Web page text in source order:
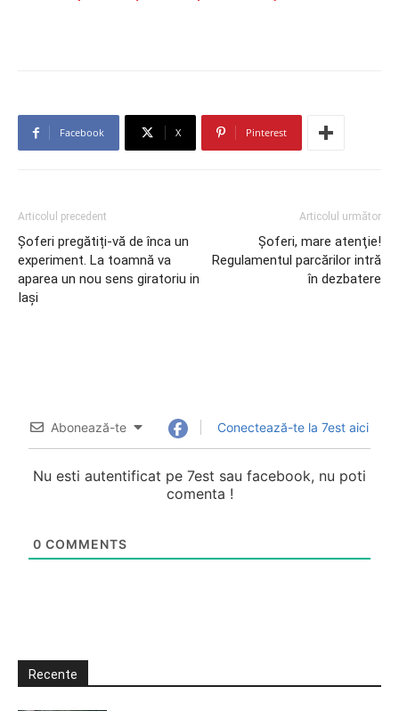
Facebook X Pinterest
Articolul precedent
Șoferi pregătiți-vă de înca un
experiment. La toamnă va
aparea un nou sens giratoriu in
Iași
Articolul următor
Şoferi, mare atenţie!
Regulamentul parcărilor intră
în dezbatere
Abonează-te Conectează-te la 7est aici
Nu esti autentificat pe 7est sau facebook, nu poti
comenta !
0 COMMENTS
Recente